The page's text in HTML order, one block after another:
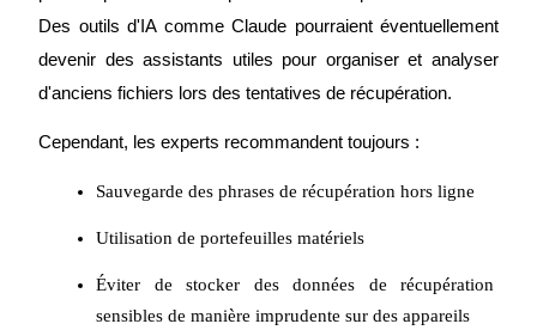
Staking flexible pour gagner des jetons populaires
Des outils d'IA comme Claude pourraient éventuellement
devenir des assistants utiles pour organiser et analyser
d'anciens fichiers lors des tentatives de récupération.
Cependant, les experts recommandent toujours :
Sauvegarde des phrases de récupération hors ligne
Utilisation de portefeuilles matériels
Éviter de stocker des données de récupération
sensibles de manière imprudente sur des appareils